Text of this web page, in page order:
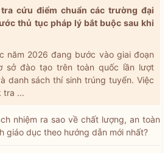
cứu điểm chuẩn các trường đại
thủ tục pháp lý bắt buộc sau khi
năm 2026 đang bước vào giai đoạn
sở đào tạo trên toàn quốc lần lượt
danh sách thí sinh trúng tuyển. Việc
tra ...
nhiệm ra sao về chất lượng, an toàn
giáo dục theo hướng dẫn mới nhất?